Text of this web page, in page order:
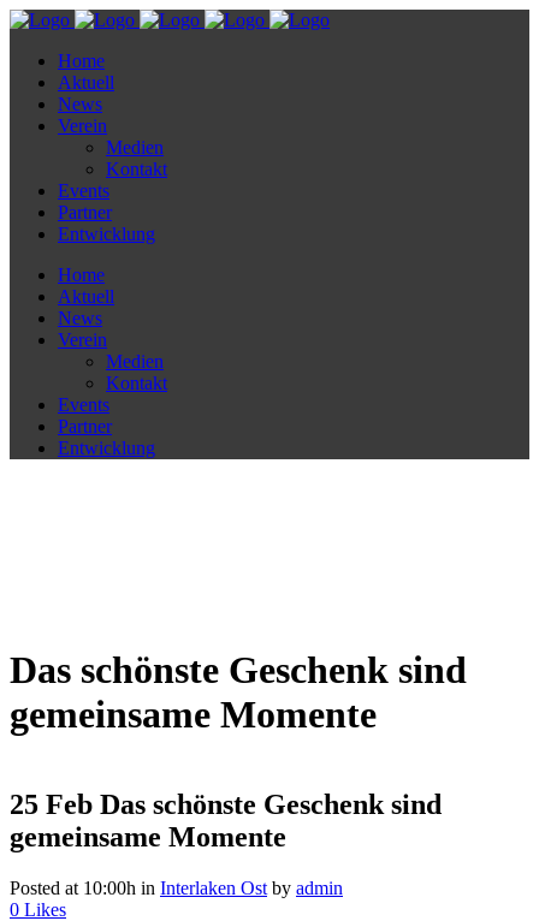
Home
Aktuell
News
Verein
Medien
Kontakt
Events
Partner
Entwicklung
Home
Aktuell
News
Verein
Medien
Kontakt
Events
Partner
Entwicklung
Das schönste Geschenk sind
gemeinsame Momente
25 Feb Das schönste Geschenk sind
gemeinsame Momente
Posted at 10:00h in Interlaken Ost by admin
0 Likes